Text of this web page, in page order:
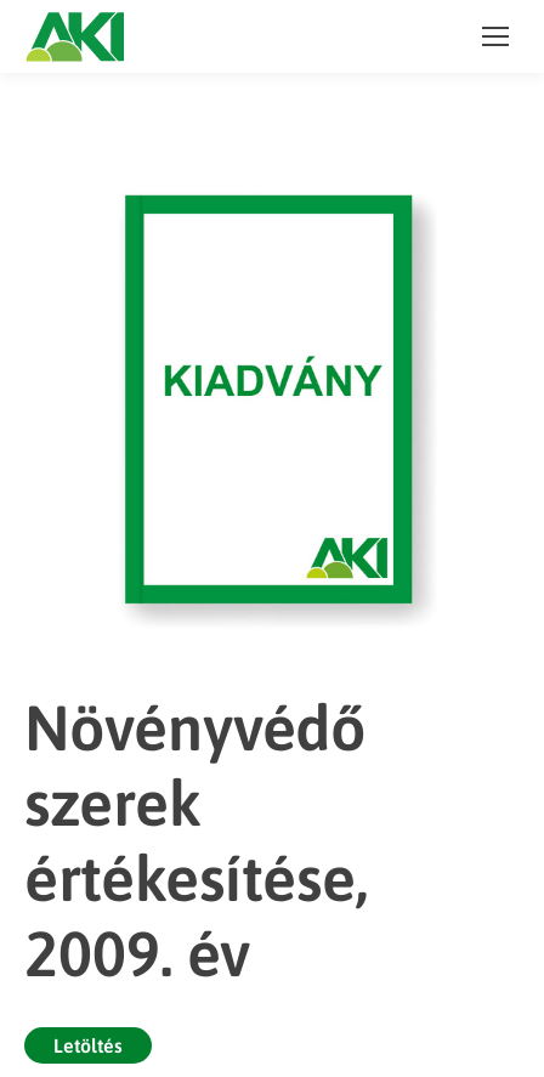
Növényvédő
szerek
értékesítése,
2009. év
Letöltés